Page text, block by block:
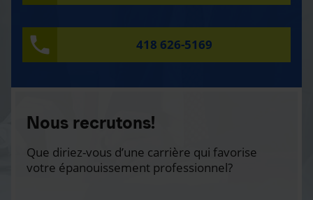
418 626-5169
Nous recrutons!
Que diriez-vous d’une carrière qui favorise
votre épanouissement professionnel?